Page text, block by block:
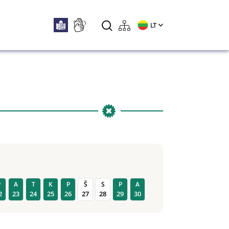
LT
A
23
T
24
K
25
P
26
Š
27
S
28
P
29
A
30